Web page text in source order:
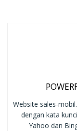
Website sales-
dengan kata
Yahoo dan